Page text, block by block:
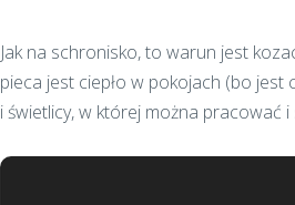
Jak na schronisko, to warun jest
pieca jest ciepło w pokojach (bo
i świetlicy, w której można pracować i